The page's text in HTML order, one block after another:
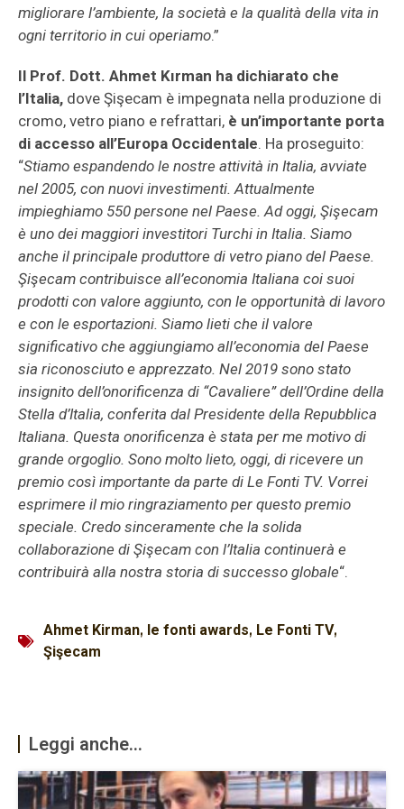
migliorare l’ambiente, la società e la qualità della vita in
ogni territorio in cui operiamo.”
Il Prof. Dott. Ahmet Kırman ha dichiarato che
l’Italia, dove Şişecam è impegnata nella produzione di
cromo, vetro piano e refrattari, è un’importante porta
di accesso all’Europa Occidentale. Ha proseguito:
“Stiamo espandendo le nostre attività in Italia, avviate
nel 2005, con nuovi investimenti. Attualmente
impieghiamo 550 persone nel Paese. Ad oggi, Şişecam
è uno dei maggiori investitori Turchi in Italia. Siamo
anche il principale produttore di vetro piano del Paese.
Şişecam contribuisce all’economia Italiana coi suoi
prodotti con valore aggiunto, con le opportunità di lavoro
e con le esportazioni. Siamo lieti che il valore
significativo che aggiungiamo all’economia del Paese
sia riconosciuto e apprezzato. Nel 2019 sono stato
insignito dell’onorificenza di “Cavaliere” dell’Ordine della
Stella d’Italia, conferita dal Presidente della Repubblica
Italiana. Questa onorificenza è stata per me motivo di
grande orgoglio. Sono molto lieto, oggi, di ricevere un
premio così importante da parte di Le Fonti TV. Vorrei
esprimere il mio ringraziamento per questo premio
speciale. Credo sinceramente che la solida
collaborazione di Şişecam con l’Italia continuerà e
contribuirà alla nostra storia di successo globale“.
Ahmet Kirman, le fonti awards, Le Fonti TV,
Şişecam
Leggi anche...